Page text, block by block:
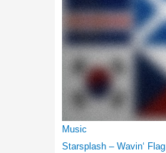
Music
Starsplash – Wavin‘ Flag